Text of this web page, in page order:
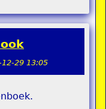
29 13:05